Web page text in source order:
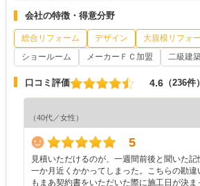
会社の特徴・得意分野
総合リフォーム デザイン 大規模リフォ
ショールーム
メーカーＦＣ加盟 二級建
口コミ評価 4.6 （236件）
（40代／女性）
5
見積いただけるのが、一週間前後と聞いた
一か月近くかかってしまった。こちらの勘
もまあ契約書をいただいた際に施工日が決